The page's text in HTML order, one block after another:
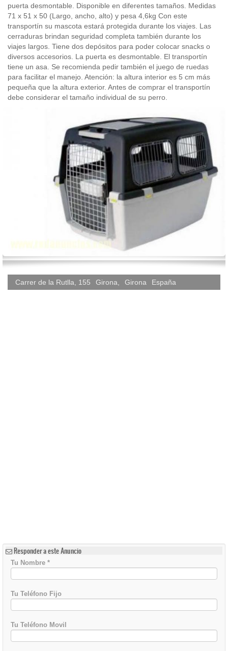
puerta desmontable. Disponible en diferentes tamaños. Medidas
71 x 51 x 50 (Largo, ancho, alto) y pesa 4,6kg Con este
transportín su mascota estará protegida durante los viajes. Las
cerraduras brindan seguridad completa también durante los
viajes largos. Tiene dos depósitos para poder colocar snacks o
diversos accesorios. La puerta es desmontable. El transportín
tiene un asa. Se recomienda pedir también el juego de ruedas
para facilitar el manejo. Atención: la altura interior es 5 cm más
pequeña que la altura exterior. Antes de comprar el transportín
debe considerar el tamaño individual de su perro.
Carrer de la Rutlla, 155 Girona Girona España
Responder a este Anuncio
Tu Nombre *
Tu Teléfono Fijo
Tu Teléfono Movil